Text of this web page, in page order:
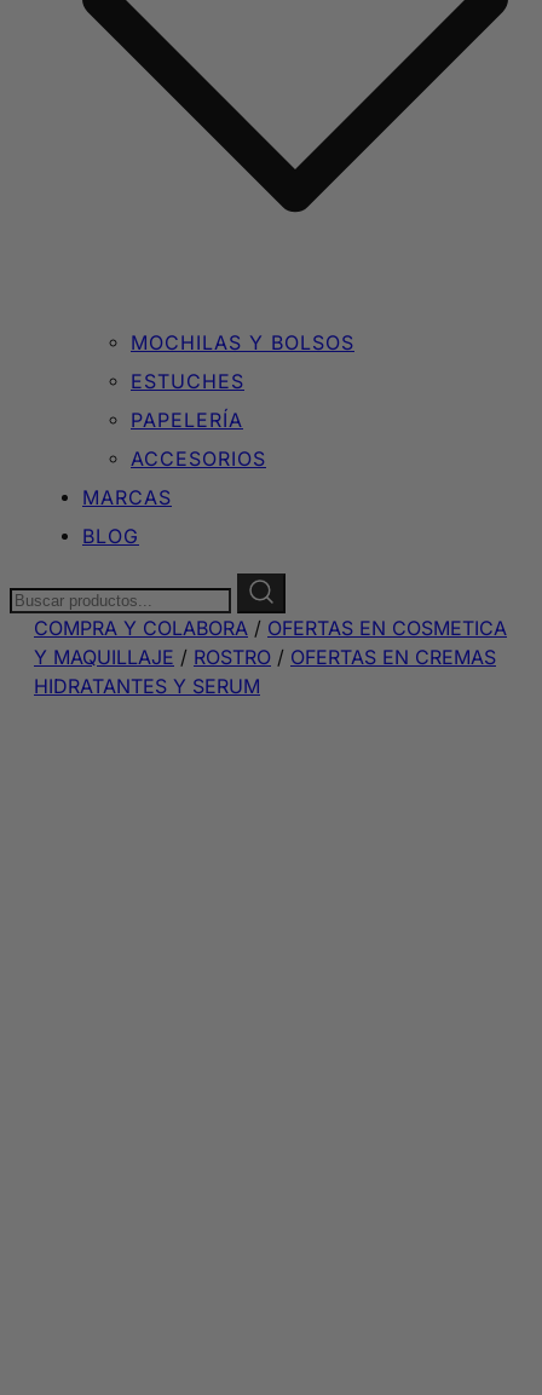
MOCHILAS Y BOLSOS
ESTUCHES
PAPELERÍA
ACCESORIOS
MARCAS
BLOG
Buscar:
COMPRA Y COLABORA / OFERTAS EN COSMETICA
Y MAQUILLAJE / ROSTRO / OFERTAS EN CREMAS
HIDRATANTES Y SERUM